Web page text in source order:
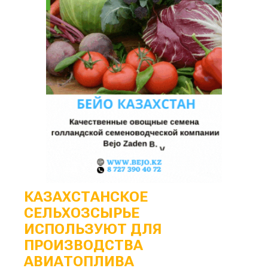
КАЗАХСТАНСКОЕ
СЕЛЬХОЗСЫРЬЕ
ИСПОЛЬЗУЮТ ДЛЯ
ПРОИЗВОДСТВА
АВИАТОПЛИВА